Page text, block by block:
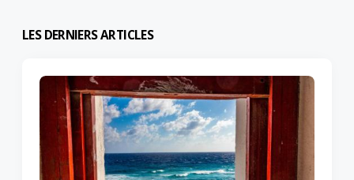
LES DERNIERS ARTICLES